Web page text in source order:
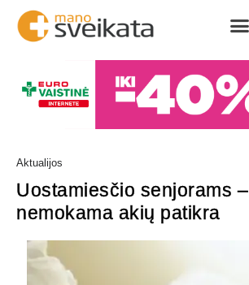
Aktualijos
Uostamiesčio senjorams –
nemokama akių patikra